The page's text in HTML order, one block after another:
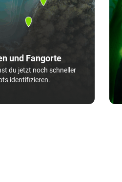
und Fangorte
du jetzt noch schneller
identifizieren.